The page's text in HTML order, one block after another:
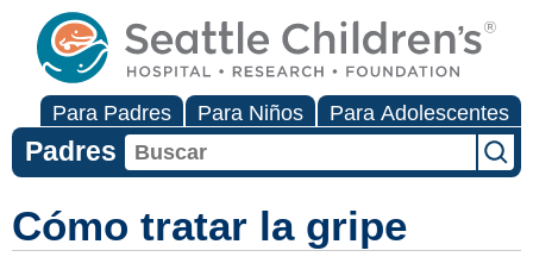
Para Padres Para Niños Para Adolescentes
Padres
Cómo tratar la gripe